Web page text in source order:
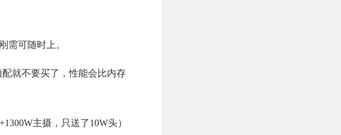
需可随时上。
就不要买了，性能会比内存
主摄，只送了10W头）